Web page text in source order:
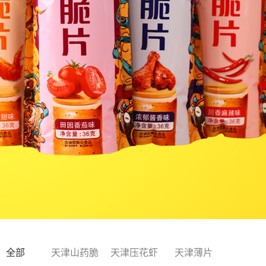
全部 天津山药脆 天津压花虾 天津薄片